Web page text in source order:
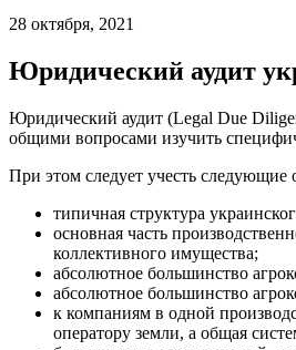
28 октября, 2021
Юридический аудит
Юридический аудит (Legal Due
общими вопросами изучить
При этом следует учесть
типичная структура
основная часть
коллективного имущества;
абсолютное большинство
абсолютное большинство
к компаниям в одной
оператору земли, а общая